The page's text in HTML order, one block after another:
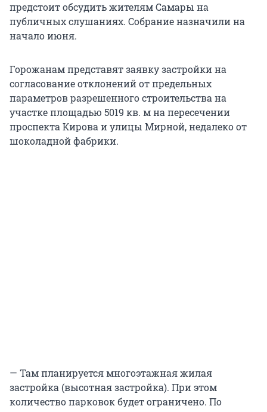
предстоит обсудить жителям Самары на
публичных слушаниях. Собрание назначили на
начало июня.
Горожанам представят заявку застройки на
согласование отклонений от предельных
параметров разрешенного строительства на
участке площадью 5019 кв. м на пересечении
проспекта Кирова и улицы Мирной, недалеко от
шоколадной фабрики.
— Там планируется многоэтажная жилая
застройка (высотная застройка). При этом
количество парковок будет ограничено. По